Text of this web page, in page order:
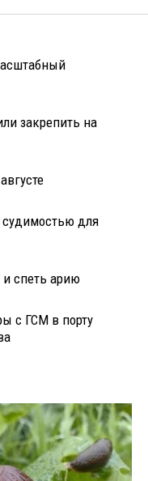
закрепить на
для
спеть арию
с ГСМ в порту